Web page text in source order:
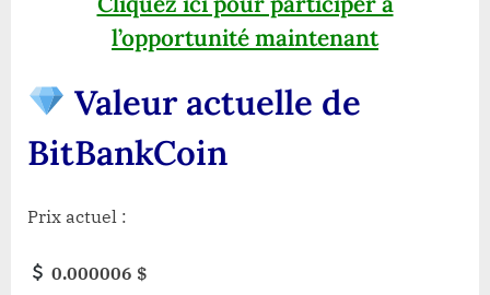
l’opportunité maintenant
Valeur actuelle de
BitBankCoin
Prix actuel :
0.000006 $